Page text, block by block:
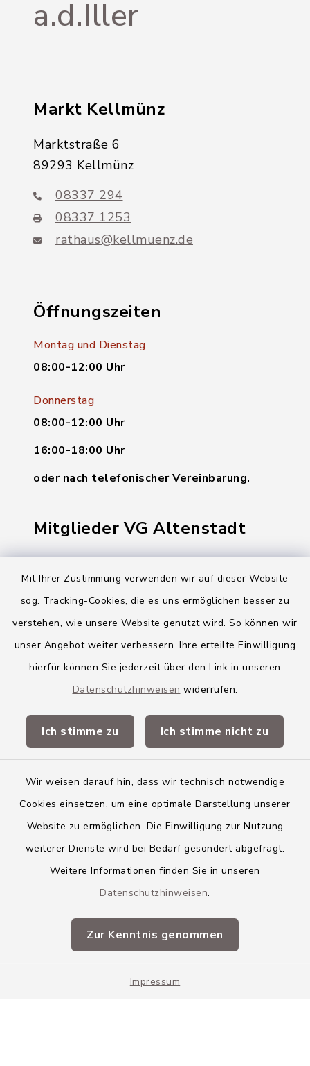
Mit Ihrer Zustimmung verwenden wir auf dieser Website
sog. Tracking-Cookies, die es uns ermöglichen besser zu
verstehen, wie unsere Website genutzt wird. So können wir
unser Angebot weiter verbessern. Ihre erteilte Einwilligung
hierfür können Sie jederzeit über den Link in unseren
Datenschutzhinweisen widerrufen.
Ich stimme zu Ich stimme nicht zu
Wir weisen darauf hin, dass wir technisch notwendige
Cookies einsetzen, um eine optimale Darstellung unserer
Website zu ermöglichen. Die Einwilligung zur Nutzung
weiterer Dienste wird bei Bedarf gesondert abgefragt.
Weitere Informationen finden Sie in unseren
Datenschutzhinweisen.
Zur Kenntnis genommen
Impressum
a.d.Iller
Markt Kellmünz
Marktstraße 6
89293 Kellmünz
08337 294
08337 1253
rathaus@kellmuenz.de
Öffnungszeiten
Montag und Dienstag
08:00-12:00 Uhr
Donnerstag
08:00-12:00 Uhr
16:00-18:00 Uhr
oder nach telefonischer Vereinbarung.
Mitglieder VG Altenstadt
Markt Altenstadt
Gemeinde Osterberg
VG Altenstadt
Landkreis Neu-Ulm
Barrierefreiheit
Impressum
Sitemap